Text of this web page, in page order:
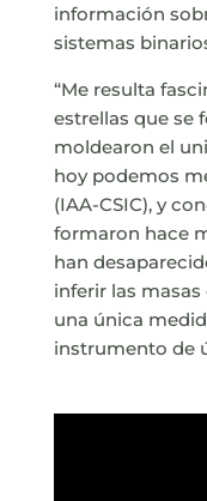
información
sistemas
“Me resulta
estrellas que se
moldearon el
hoy podemos
(IAA-CSIC), y
formaron hace
han
inferir las
una única
instrumento de